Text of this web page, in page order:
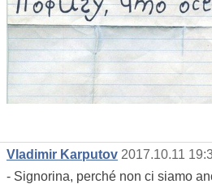
Vladimir Karputov 2017.10.11
- Signorina, perché non ci siamo